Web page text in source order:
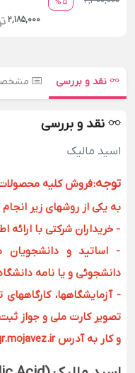
2,185,000
نقد و بررسی
نقد و بررسی
اسید مالیک
توجه:فروش کلیه
به یکی از روشهای زیر
- خریداران شرکتی با ارائه
- اساتید و دانشجویان
دانشجوئی و یا نامه
- آزمایشگاهها،
تصویر کارت ملی و جواز
و کار به آدرس qr.mojavez.ir